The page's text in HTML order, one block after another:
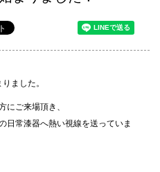
ました。
にご来場頂き、
日常漆器へ熱い視線を送っていま